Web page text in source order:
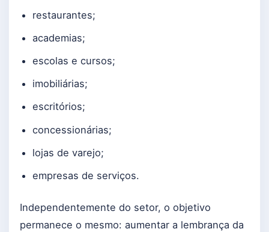
restaurantes;
academias;
escolas e cursos;
imobiliárias;
escritórios;
concessionárias;
lojas de varejo;
empresas de serviços.
Independentemente do setor, o objetivo
permanece o mesmo: aumentar a lembrança da